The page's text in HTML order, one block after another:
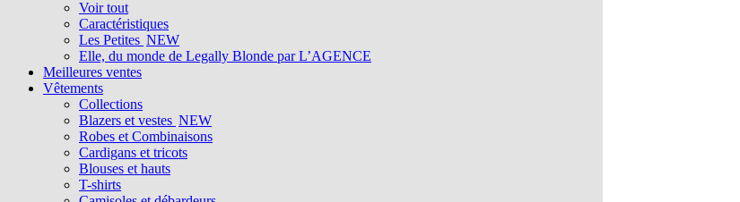
Voir tout
Caractéristiques
Les Petites NEW
Elle, du monde de Legally Blonde par L’AGENCE
Meilleures ventes
Vêtements
Collections
Blazers et vestes NEW
Robes et Combinaisons
Cardigans et tricots
Blouses et hauts
T-shirts